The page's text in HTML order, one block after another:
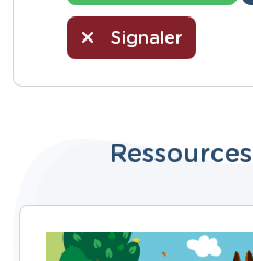
Signaler